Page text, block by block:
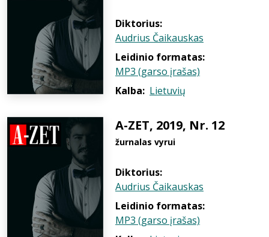
Diktorius:
Audrius Čaikauskas
Leidinio formatas:
MP3 (garso įrašas)
Kalba: Lietuvių
A-ZET, 2019, Nr. 12
žurnalas vyrui
Diktorius:
Audrius Čaikauskas
Leidinio formatas:
MP3 (garso įrašas)